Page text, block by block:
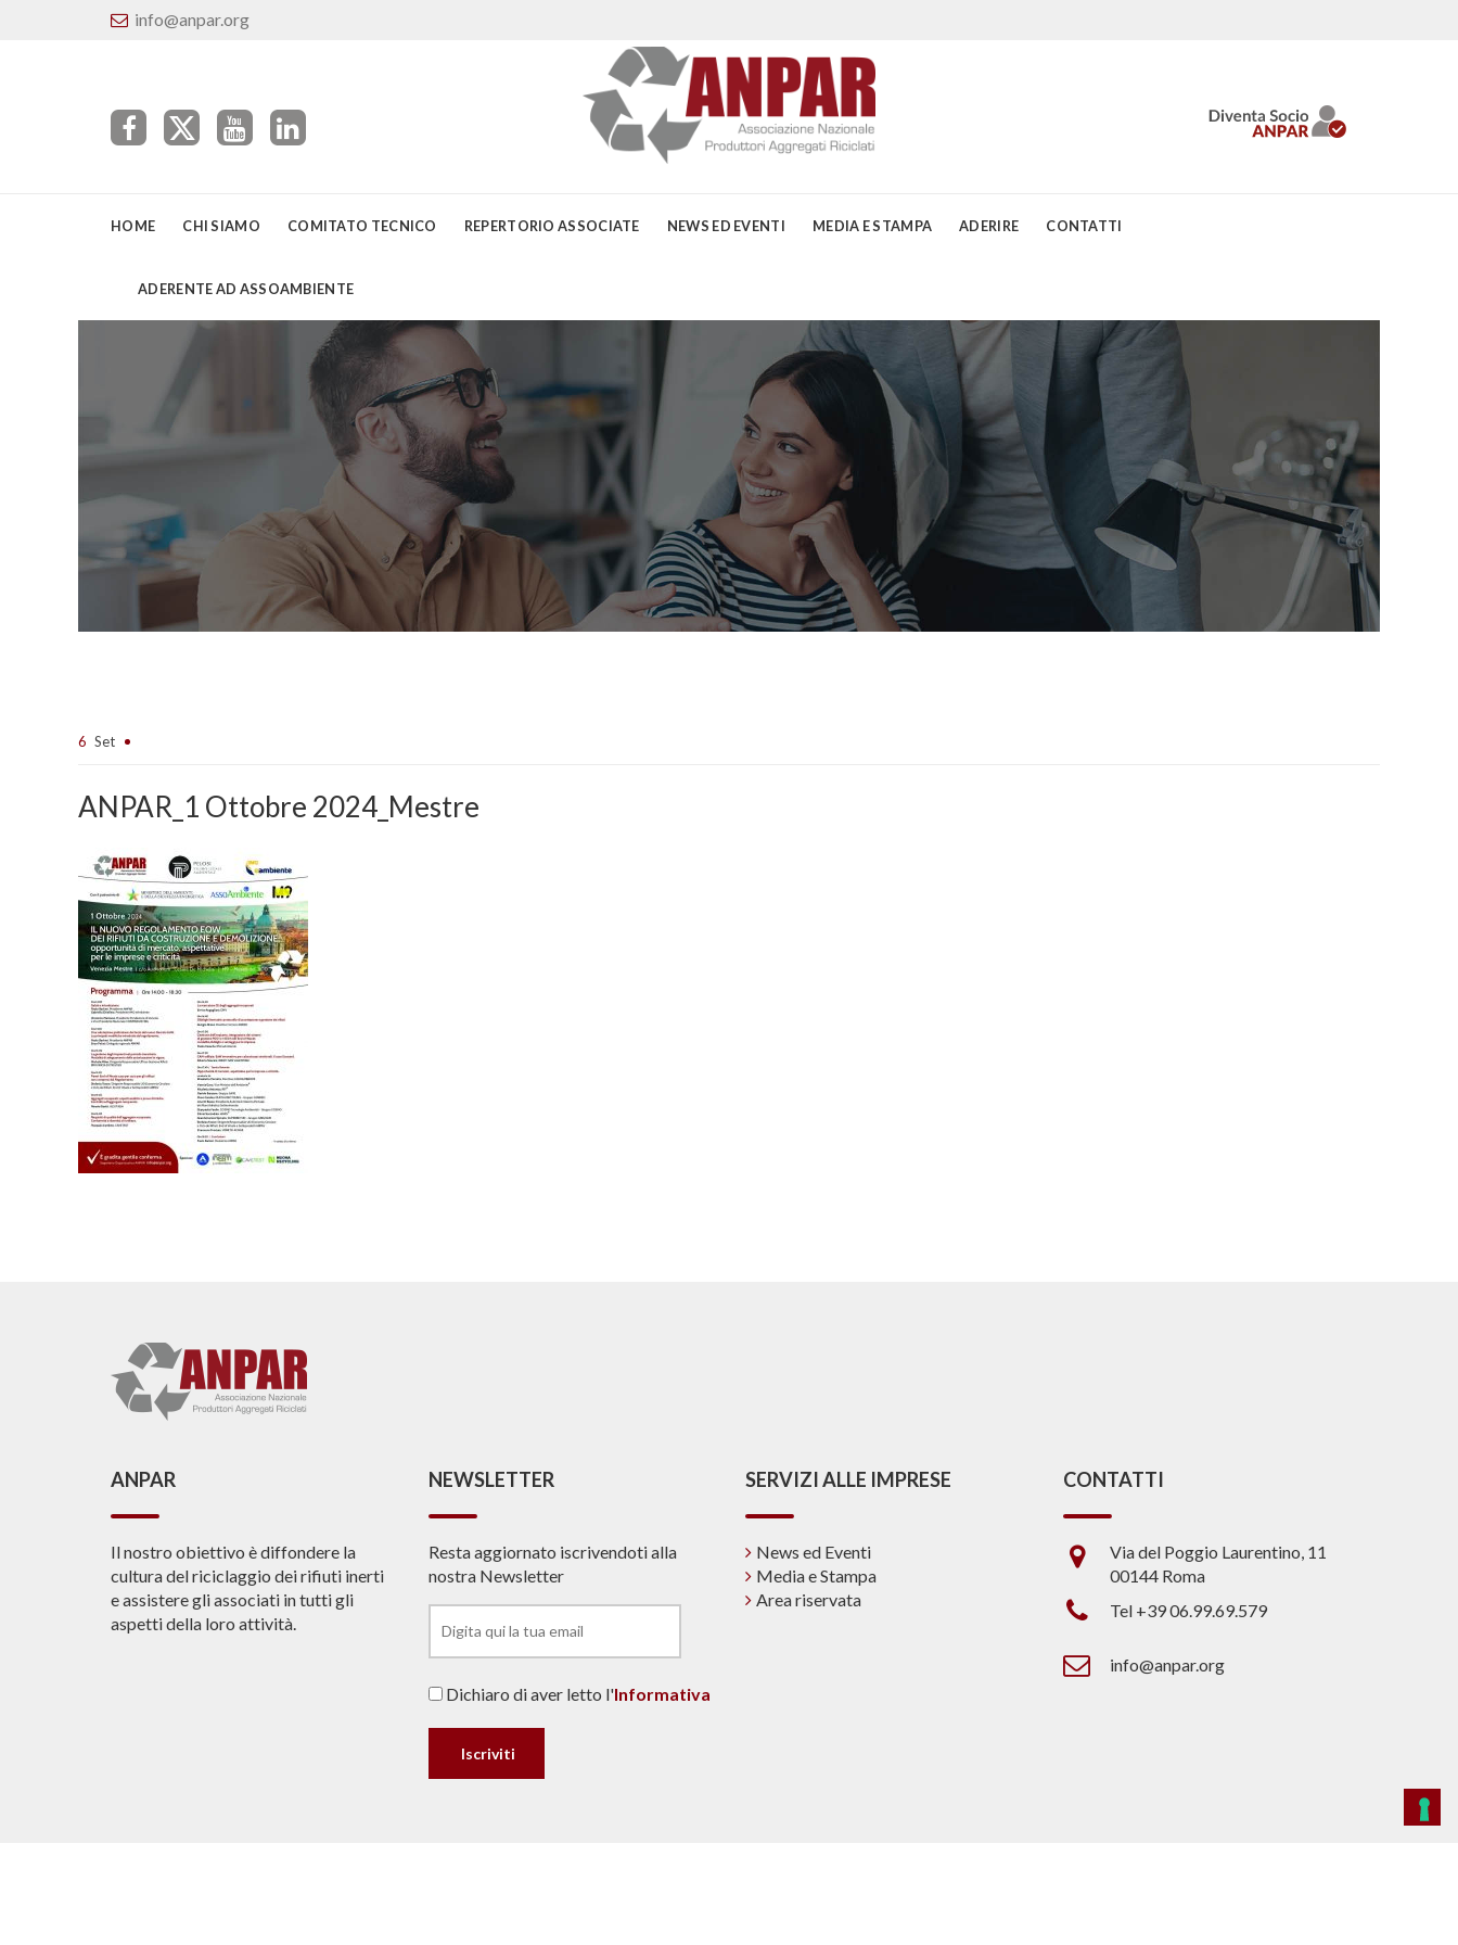
info@anpar.org
HOME CHI SIAMO COMITATO TECNICO REPERTORIO ASSOCIATE NEWS ED EVENTI MEDIA E STAMPA ADERIRE CONTATTI
ADERENTE AD ASSOAMBIENTE
6 Set
ANPAR_1 Ottobre 2024_Mestre
ANPAR
Il nostro obiettivo è diffondere la
cultura del riciclaggio dei rifiuti inerti
e assistere gli associati in tutti gli
aspetti della loro attività.
NEWSLETTER
Resta aggiornato iscrivendoti alla
nostra Newsletter
Dichiaro di aver letto l'Informativa
SERVIZI ALLE IMPRESE
News ed Eventi
Media e Stampa
Area riservata
CONTATTI
Via del Poggio Laurentino, 11
00144 Roma
Tel +39 06.99.69.579
info@anpar.org